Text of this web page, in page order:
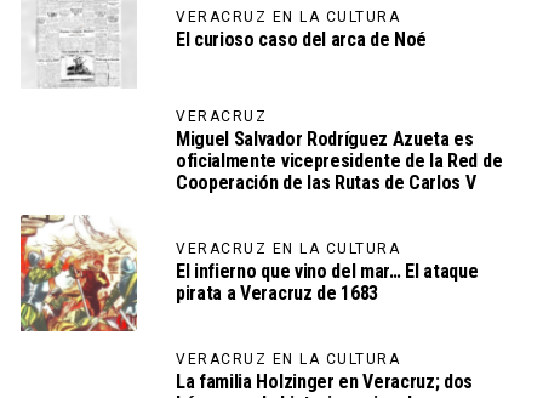
VERACRUZ EN LA CULTURA
El curioso caso del arca de Noé
VERACRUZ
Miguel Salvador Rodríguez Azueta es
oficialmente vicepresidente de la Red de
Cooperación de las Rutas de Carlos V
VERACRUZ EN LA CULTURA
El infierno que vino del mar… El ataque
pirata a Veracruz de 1683
VERACRUZ EN LA CULTURA
La familia Holzinger en Veracruz; dos